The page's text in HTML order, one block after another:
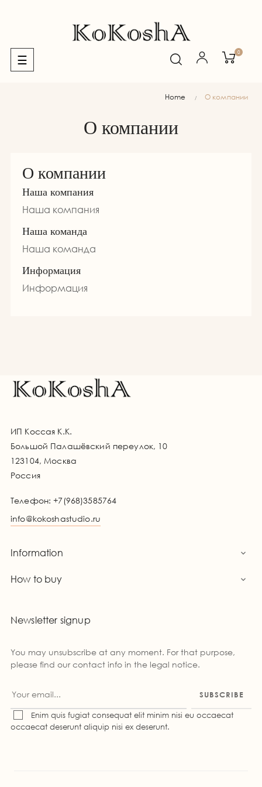
0
Toggle
navigation
☰
Home О компании
О компании
О компании
Наша компания
Наша компания
Наша команда
Наша команда
Информация
Информация
ИП Коссая К.К.
Большой Палашёвский переулок, 10
123104, Москва
Россия
Телефон:+7(968)3585764
info@kokoshastudio.ru
Information 
How to buy 
Newsletter signup
You may unsubscribe at any moment. For that purpose,
please find our contact info in the legal notice.
SUBSCRIBE
Enim quis fugiat consequat elit minim nisi eu occaecat
occaecat deserunt aliquip nisi ex deserunt.